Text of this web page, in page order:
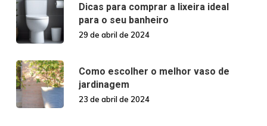
Dicas para comprar a lixeira ideal
para o seu banheiro
29 de abril de 2024
Como escolher o melhor vaso de
jardinagem
23 de abril de 2024